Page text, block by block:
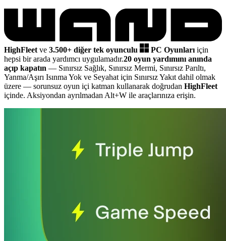
HighFleet ve 3.500+ diğer tek oyunculu PC Oyunları için
hepsi bir arada yardımcı uygulamadır.20 oyun yardımını anında
açıp kapatın — Sınırsız Sağlık, Sınırsız Mermi, Sınırsız Parıltı,
Yanma/Aşırı Isınma Yok ve Seyahat için Sınırsız Yakıt dahil olmak
üzere — sorunsuz oyun içi katman kullanarak doğrudan HighFleet
içinde. Aksiyondan ayrılmadan Alt+W ile araçlarınıza erişin.